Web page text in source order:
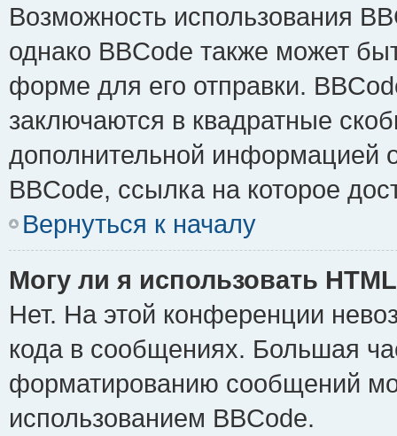
Возможность использования
однако BBCode также может
форме для его отправки.
заключаются в квадратные
дополнительной информацией
BBCode, ссылка на которое
Вернуться к началу
Могу ли я использовать
Нет. На этой конференции
кода в сообщениях. Большая
форматированию сообщений
использованием BBCode.